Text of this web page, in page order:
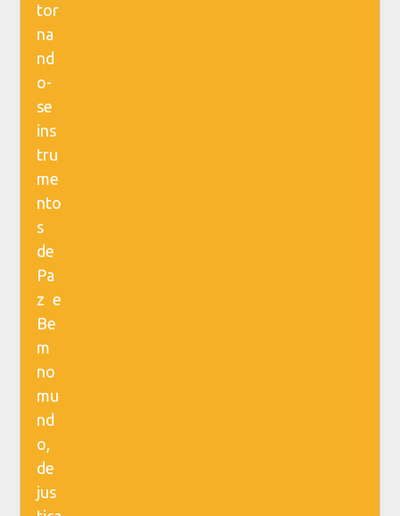
tor
na
nd
o-
se
ins
tru
me
nto
s
de
Pa
z e
Be
m
no
mu
nd
o,
de
jus